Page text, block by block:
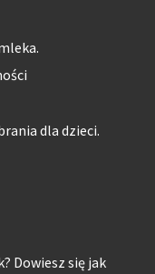
dla dzieci.
Dowiesz się jak